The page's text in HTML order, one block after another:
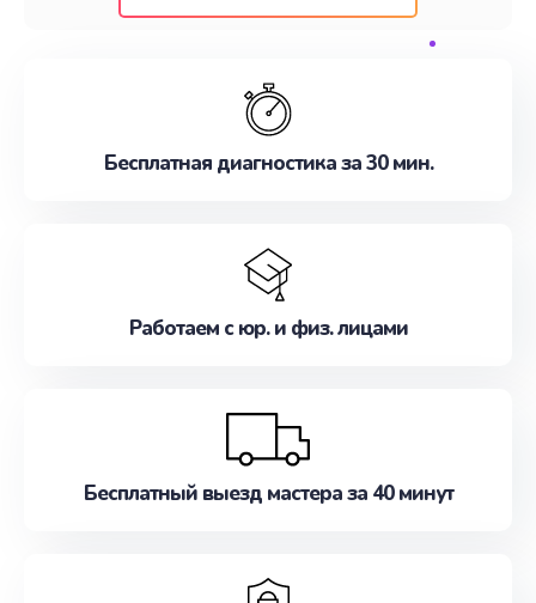
наилучшим образом. Не медлите записаться на
Бесплатная диагностика за 30 мин.
Работаем с юр. и физ. лицами
Бесплатный выезд мастера за 40 минут